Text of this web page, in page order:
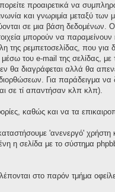
προαιρετικά να
και γνωριμία μεταξύ των
σε μια βάση δεδομένων.
μπορούν να
της ρεμπετοσελίδας, που για
του e-mail της σελίδας,
θα διαγράφεται αλλά θα
Για παράδειγμα
σε τί απαντήσαν κλπ κλπ).
καθώς και να τα
'ανενεργό' χρήστη
η σελίδα με το σύστημα
στο παρόν τμήμα οφείλει